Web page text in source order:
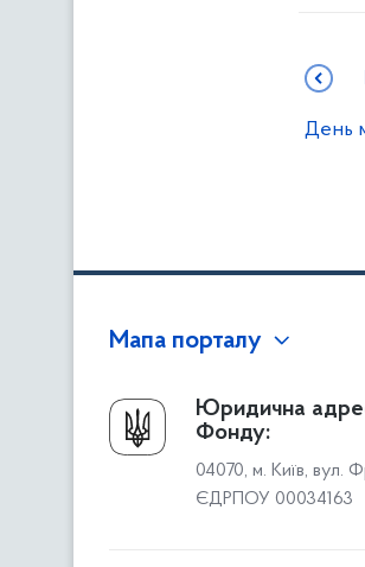
День
Мапа порталу
Про Фонд
Керівництво
Структура Фонду
Територіальні відділення
Юридична
Фонду:
04070, м. Київ, вул.
ЄДРПОУ 00034163